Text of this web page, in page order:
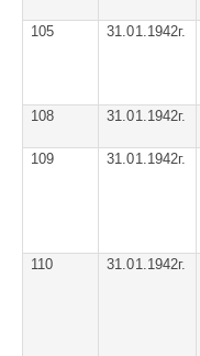
105
31.01.1942г.
108
31.01.1942г.
109
31.01.1942г.
110
31.01.1942г.